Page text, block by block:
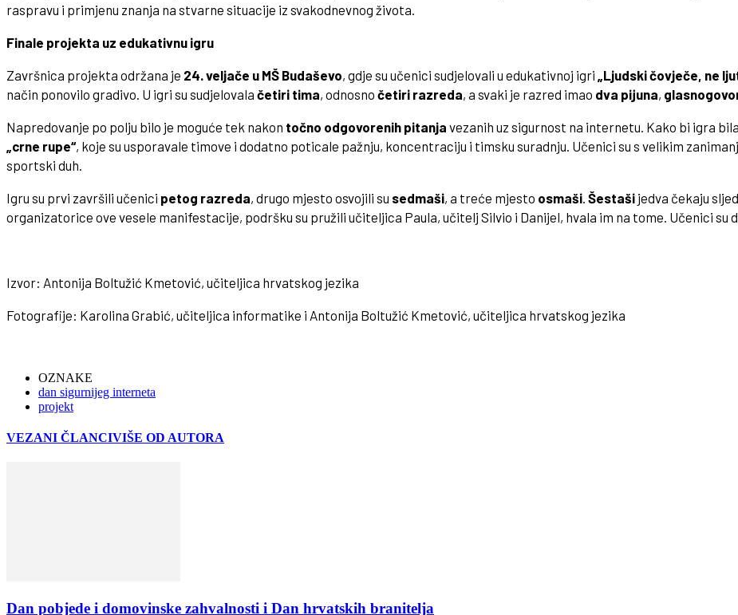
raspravu i primjenu znanja na stvarne situacije iz svakodnevnog života.
Finale projekta uz edukativnu igru
Završnica projekta održana je 24. veljače u MŠ Budaševo, gdje su učenici sudjelovali u edukativnoj igri „Ljudski čovječe, ne
način ponovilo gradivo. U igri su sudjelovala četiri tima, odnosno četiri razreda, a svaki je razred imao dva pijuna,
Napredovanje po polju bilo je moguće tek nakon točno odgovorenih pitanja vezanih uz sigurnost na internetu. Kako bi igra
„crne rupe“, koje su usporavale timove i dodatno poticale pažnju, koncentraciju i timsku suradnju. Učenici su s velikim
sportski duh.
Igru su prvi završili učenici petog razreda, drugo mjesto osvojili su sedmaši, a treće mjesto osmaši Šestaši jedva čekaju
organizatorice ove vesele manifestacije, podršku su pružili učiteljica Paula, učitelj Silvio i Danijel, hvala im na tome. Učenici su
Izvor: Antonija Boltužić Kmetović, učiteljica hrvatskog jezika
Fotografije: Karolina Grabić, učiteljica informatike i Antonija Boltužić Kmetović, učiteljica hrvatskog jezika
OZNAKE
dan sigurnijeg interneta
projekt
VEZANI ČLANCIVIŠE OD AUTORA
Dan pobjede i domovinske zahvalnosti i Dan hrvatskih branitelja